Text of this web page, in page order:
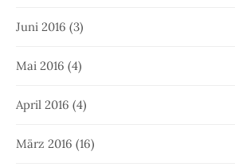
Juni 2016 (3)
Mai 2016 (4)
April 2016 (4)
März 2016 (16)